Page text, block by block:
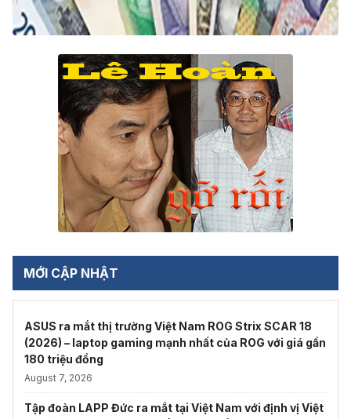
MỚI CẬP NHẬT
ASUS ra mắt thị trường Việt Nam ROG Strix SCAR 18
(2026) – laptop gaming mạnh nhất của ROG với giá gần
180 triệu đồng
August 7, 2026
Tập đoàn LAPP Đức ra mắt tại Việt Nam với định vị Việt